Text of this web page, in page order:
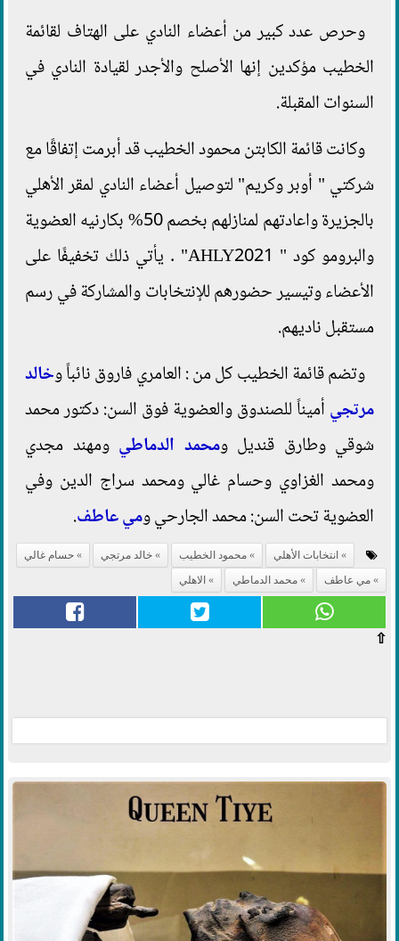
وحرص عدد كبير من أعضاء النادي على الهتاف لقائمة
الخطيب مؤكدين إنها الأصلح والأجدر لقيادة النادي في
السنوات المقبلة.
وكانت قائمة الكابتن محمود الخطيب قد أبرمت إتفاقًا مع
شركتي " أوبر وكريم" لتوصيل أعضاء النادي لمقر الأهلي
بالجزيرة واعادتهم لمنازلهم بخصم 50% بكارنيه العضوية
والبرومو كود " AHLY2021" . يأتي ذلك تخفيفًا على
الأعضاء وتيسير حضورهم للإنتخابات والمشاركة في رسم
مستقبل ناديهم.
وتضم قائمة الخطيب كل من : العامري فاروق نائباً وخالد
مرتجي أميناً للصندوق ‏والعضوية ‏فوق السن: دكتور محمد
‏شوقي وطارق قنديل ومحمد الدماطي ومهند مجدي
ومحمد ‏الغزاوي وحسام ‏غالي ومحمد سراج الدين ‏وفي
العضوية تحت السن: محمد الجارحي ومي عاطف.
انتخابات الأهلي محمود الخطيب خالد مرتجي
حسام غالي
مي عاطف
محمد الدماطي الاهلي
⇧